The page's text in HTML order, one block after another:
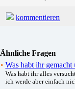
kommentieren
Ähnliche Fragen
• Was habt ihr
Was habt ihr alles
ich werde aber einfach